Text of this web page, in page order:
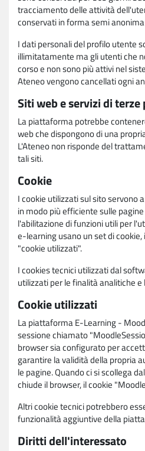
tracciamento delle attività
conservati in forma semi
I dati personali del profilo utente
illimitatamente ma gli utenti che
corso e non sono più attivi nel
Ateneo vengono cancellati ogni
Siti web e servizi di terze
La piattaforma potrebbe
web che dispongono di una
L'Ateneo non risponde del
tali siti.
Cookie
I cookie utilizzati sul sito servono
in modo più efficiente sulle
l'abilitazione di funzioni utili per
e-learning usano un set di
"cookie utilizzati".
I cookies tecnici utilizzati dal
utilizzati per le finalità analitiche
Cookie utilizzati
La piattaforma E-Learning -
sessione chiamato
browser sia configurato per
garantire la validità della propria
le pagine. Quando ci si scollega
chiude il browser, il cookie
Altri cookie tecnici potrebbero
funzionalità aggiuntive della
Diritti dell'interessato